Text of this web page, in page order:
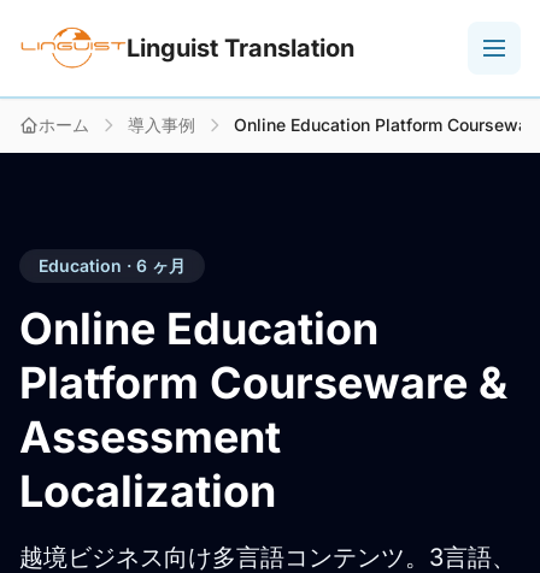
Linguist Translation
ホーム 導入事例 Online Education Platform
Education · 6 ヶ月
Online Education
Platform Courseware &
Assessment
Localization
越境ビジネス向け多言語コンテンツ。3言語、